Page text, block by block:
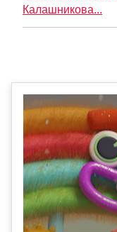
Калашникова...